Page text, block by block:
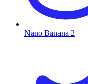
Nano Banana 2